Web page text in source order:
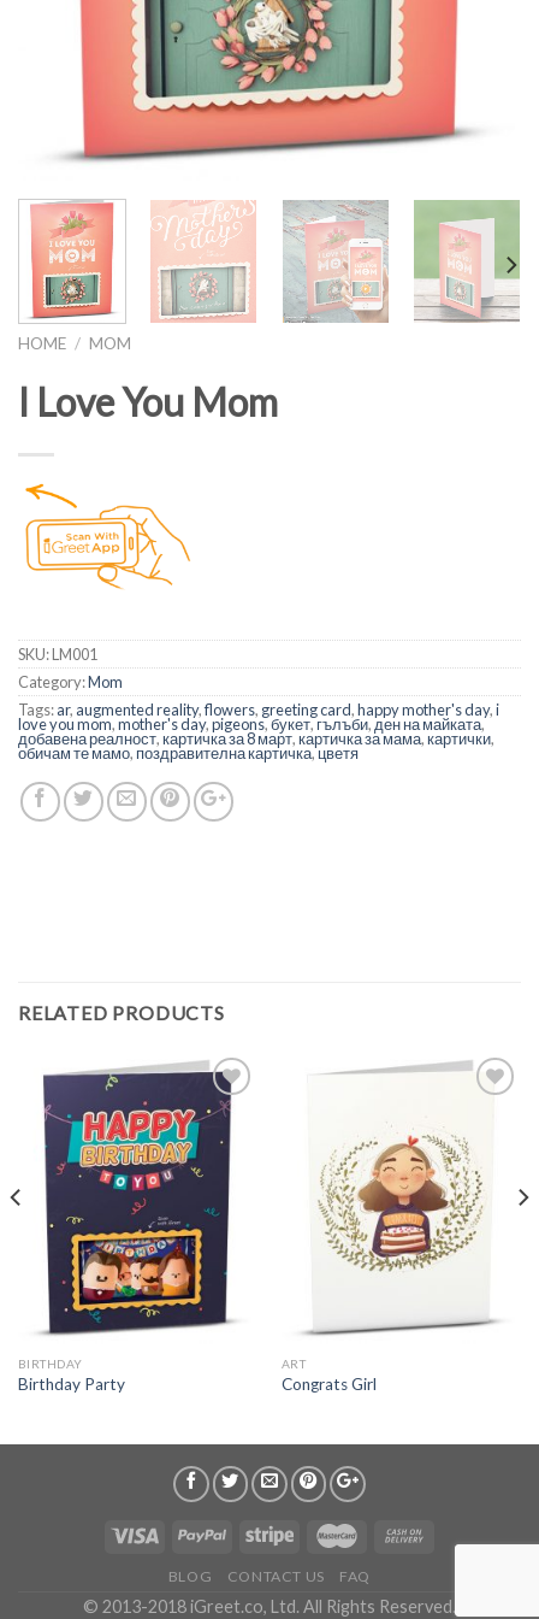
HOME / MOM
I Love You Mom
SKU:LM001
Category:Mom
Tags:ar, augmented reality,flowers, greeting card,happy mother's day,i
love you mom,mother's day,pigeons,букет,гълъби,ден на майката,
добавена реалност,картичка за 8 март,картичка за мама,картички,
обичам те мамо, поздравителна картичка,цветя
RELATED PRODUCTS
BIRTHDAY
Birthday Party
ART
Congrats Girl
BLOG CONTACT US FAQ
© 2013-2018 iGreet.co, Ltd. All Rights Reserved.